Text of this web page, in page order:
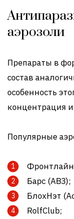
аэрозоли
Препараты в
состав
особенность
концентрация
Популярные
Барс (АВЗ);
БлохНэт
RolfClub;